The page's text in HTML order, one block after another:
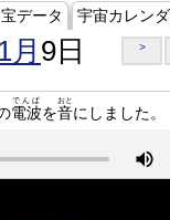
データ 宇宙カレン
月 9日 >
電波
でんぱ
を音
おと
にしました。